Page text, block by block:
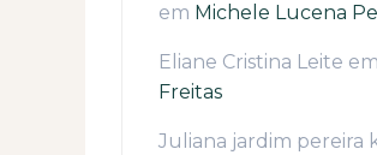
em Michele Lucena
Eliane Cristina Leite em
Freitas
Juliana jardim pereira